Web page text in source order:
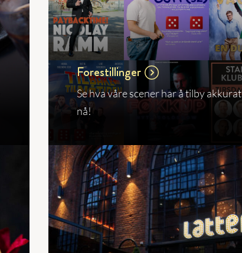
Forestillinger
Se hva våre scener har å tilby akkurat
nå!